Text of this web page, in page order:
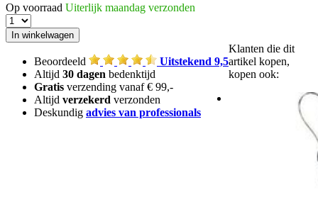
Op voorraad Uiterlijk maandag verzonden
Beoordeeld
Uitstekend 9,5
Altijd 30 dagen bedenktijd
Gratis verzending vanaf € 99,-
Altijd verzekerd verzonden
Deskundig advies van professionals
Klanten die dit
artikel kopen,
kopen ook: